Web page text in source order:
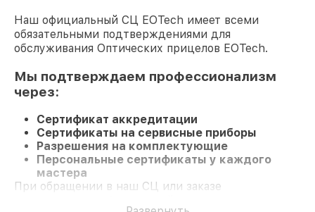
Наш официальный СЦ EOTech имеет всеми
обязательными подтверждениями для
обслуживания Оптических прицелов EOTech.
Мы подтверждаем профессионализм
через:
Сертификат аккредитации
Сертификаты на сервисные приборы
Разрешения на комплектующие
Персональные сертификаты у каждого
мастера
При обращении в наш СЦ или заказе